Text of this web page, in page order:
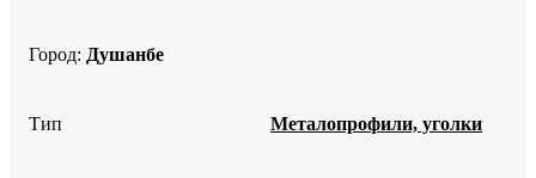
Город: Душанбе
Тип Металопрофили, уголки